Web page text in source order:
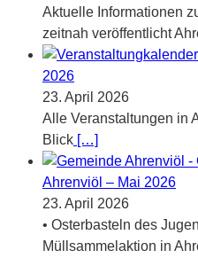
Aktuelle Informationen
zeitnah veröffentlicht
2026
23. April 2026
Alle Veranstaltungen in
Blick […]
Ahrenviöl – Mai 2026
23. April 2026
• Osterbasteln des
Müllsammelaktion in